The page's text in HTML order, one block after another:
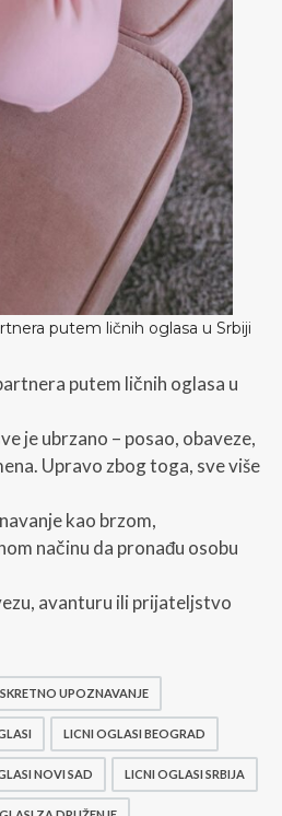
putem ličnih oglasa u Srbiji
putem ličnih oglasa u
je ubrzano – posao, obaveze,
Upravo zbog toga, sve više
kao brzom,
načinu da pronađu osobu
avanturu ili prijateljstvo
UPOZNAVANJE
LICNI OGLASI BEOGRAD
NOVI SAD LICNI OGLASI SRBIJA